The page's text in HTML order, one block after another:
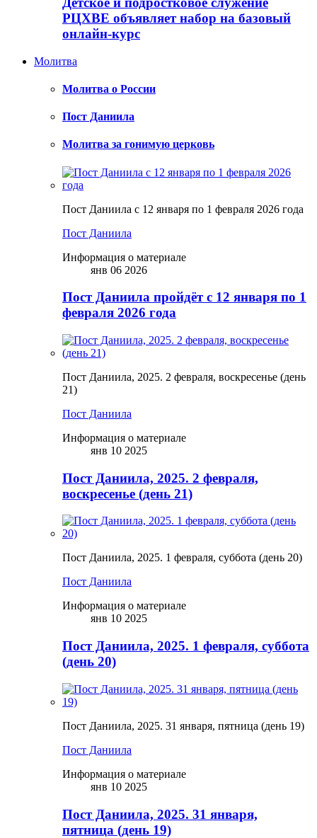
РЦХВЕ объявляет набор на базовый
онлайн-курс
Молитва
Молитва о России
Пост Даниила
Молитва за гонимую церковь
Пост Даниила с 12 января по 1 февраля 2026 года
Пост Даниила
Информация о материале
янв 06 2026
Пост Даниила пройдёт с 12 января по 1
февраля 2026 года
Пост Даниила, 2025. 2 февраля, воскресенье (день
21)
Пост Даниила
Информация о материале
янв 10 2025
Пост Даниила, 2025. 2 февраля,
воскресенье (день 21)
Пост Даниила, 2025. 1 февраля, суббота (день 20)
Пост Даниила
Информация о материале
янв 10 2025
Пост Даниила, 2025. 1 февраля, суббота
(день 20)
Пост Даниила, 2025. 31 января, пятница (день 19)
Пост Даниила
Информация о материале
янв 10 2025
Пост Даниила, 2025. 31 января,
пятница (день 19)